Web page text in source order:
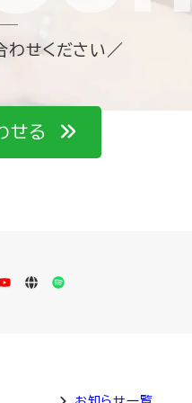
わせください／
せる
YouTube
LISTENSpotify